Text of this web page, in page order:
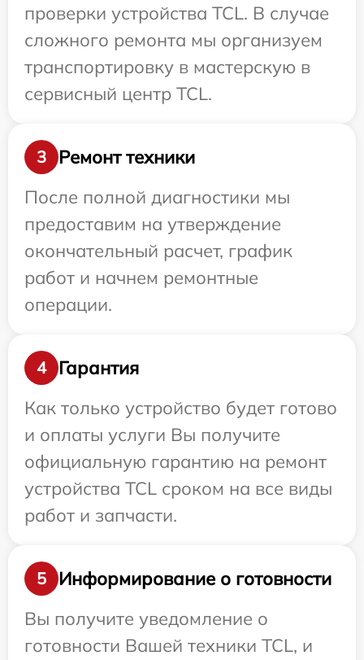
проверки устройства TCL. В случае
сложного ремонта мы организуем
транспортировку в мастерскую в
сервисный центр TCL.
3
Ремонт техники
После полной диагностики мы
предоставим на утверждение
окончательный расчет, график
работ и начнем ремонтные
операции.
4
Гарантия
Как только устройство будет готово
и оплаты услуги Вы получите
официальную гарантию на ремонт
устройства TCL сроком на все виды
работ и запчасти.
5
Информирование о готовности
Вы получите уведомление о
готовности Вашей техники TCL, и